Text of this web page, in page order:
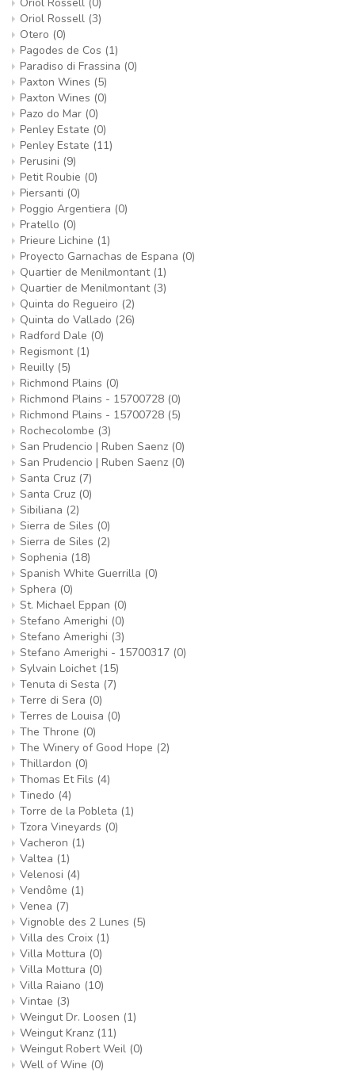
Oriol Rossell (3)
Otero (0)
Pagodes de Cos (1)
Paradiso di Frassina (0)
Paxton Wines (5)
Paxton Wines (0)
Pazo do Mar (0)
Penley Estate (0)
Penley Estate (11)
Perusini (9)
Petit Roubie (0)
Piersanti (0)
Poggio Argentiera (0)
Pratello (0)
Prieure Lichine (1)
Proyecto Garnachas de Espana (0)
Quartier de Menilmontant (1)
Quartier de Menilmontant (3)
Quinta do Regueiro (2)
Quinta do Vallado (26)
Radford Dale (0)
Regismont (1)
Reuilly (5)
Richmond Plains (0)
Richmond Plains - 15700728 (0)
Richmond Plains - 15700728 (5)
Rochecolombe (3)
San Prudencio | Ruben Saenz (0)
San Prudencio | Ruben Saenz (0)
Santa Cruz (7)
Santa Cruz (0)
Sibiliana (2)
Sierra de Siles (0)
Sierra de Siles (2)
Sophenia (18)
Spanish White Guerrilla (0)
Sphera (0)
St. Michael Eppan (0)
Stefano Amerighi (0)
Stefano Amerighi (3)
Stefano Amerighi - 15700317 (0)
Sylvain Loichet (15)
Tenuta di Sesta (7)
Terre di Sera (0)
Terres de Louisa (0)
The Throne (0)
The Winery of Good Hope (2)
Thillardon (0)
Thomas Et Fils (4)
Tinedo (4)
Torre de la Pobleta (1)
Tzora Vineyards (0)
Vacheron (1)
Valtea (1)
Velenosi (4)
Vendôme (1)
Venea (7)
Vignoble des 2 Lunes (5)
Villa des Croix (1)
Villa Mottura (0)
Villa Mottura (0)
Villa Raiano (10)
Vintae (3)
Weingut Dr. Loosen (1)
Weingut Kranz (11)
Weingut Robert Weil (0)
Well of Wine (0)